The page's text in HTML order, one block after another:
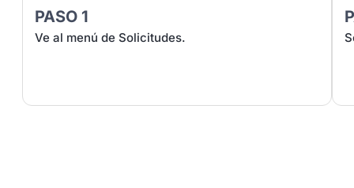
PASO 1
Ve al menú de Solicitudes.